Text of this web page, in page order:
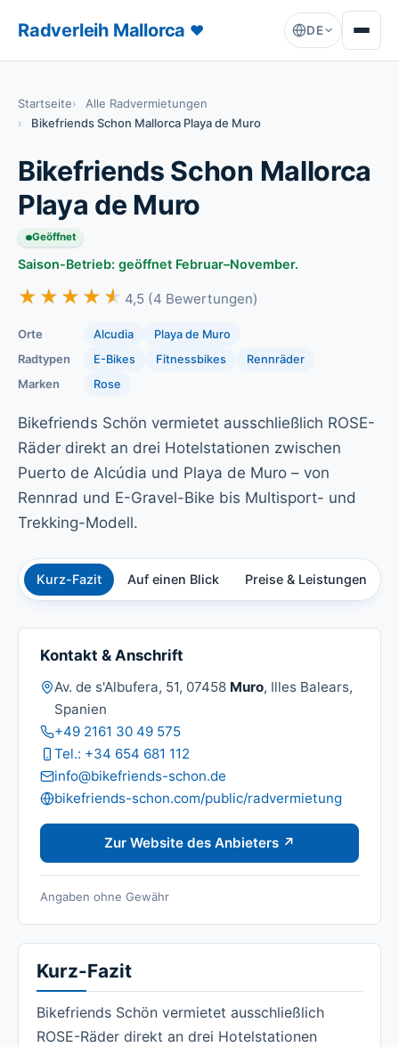
Radverleih Mallorca ♥ DE
Startseite
Alle Radvermietungen
Bikefriends Schon Mallorca Playa de Muro
Bikefriends Schon Mallorca
Playa de Muro
Geöffnet
Saison-Betrieb: geöffnet Februar–November.
★★★★★
★★★★★ 4,5 (4 Bewertungen)
Orte Alcudia Playa de Muro
Radtypen E-Bikes Fitnessbikes Rennräder
Marken Rose
Bikefriends Schön vermietet ausschließlich ROSE-
Räder direkt an drei Hotelstationen zwischen
Puerto de Alcúdia und Playa de Muro – von
Rennrad und E-Gravel-Bike bis Multisport- und
Trekking-Modell.
Kurz-Fazit Auf einen Blick Preise & Leistungen
Kurz-Fazit
Bikefriends Schön vermietet ausschließlich
ROSE-Räder direkt an drei Hotelstationen
Kontakt & Anschrift
Adresse:
Av. de s'Albufera, 51, 07458 Muro, Illes Balears,
Spanien
Telefon:
+49 2161 30 49 575
Mobil:
Tel.: +34 654 681 112
E-Mail:
info@bikefriends-schon.de
Website:
bikefriends-schon.com/public/radvermietung
Zur Website des Anbieters ↗
Angaben ohne Gewähr